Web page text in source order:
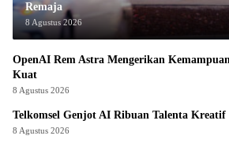
Remaja
8 Agustus 2026
OpenAI Rem Astra Mengerikan
Kuat
8 Agustus 2026
Telkomsel Genjot AI Ribuan Talenta
8 Agustus 2026